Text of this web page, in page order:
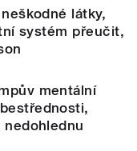
látky,
systém přeučit,
mentální